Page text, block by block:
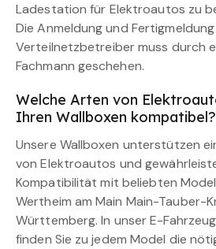
Ladestation für Elektroautos zu
Die Anmeldung und
Verteilnetzbetreiber muss durch
Fachmann geschehen.
Welche Arten von
Ihren Wallboxen kompatibel?
Unsere Wallboxen unterstützen
von Elektroautos und
Kompatibilität mit beliebten
Wertheim am Main Main-Tauber-
Württemberg. In unser E-
finden Sie zu jedem Model die